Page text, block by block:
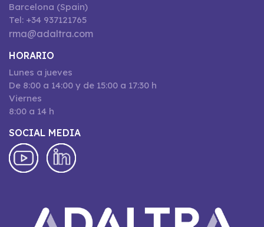
Barcelona (Spain)
Tel: +34 937121765
rma@adaltra.com
HORARIO
Lunes a jueves
De 8:00 a 14:00 y de 15:00 a 17:30 h
Viernes
8:00 a 14 h
SOCIAL MEDIA